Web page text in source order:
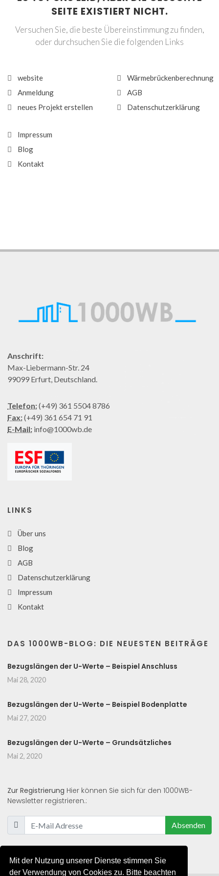
Mit der Nutzung unserer Dienste stimmen Sie
der Verwendung von Cookies zu. Bitte beachten
SEITE EXISTIERT NICHT.
Versuchen Sie, die beste Übereinstimmung zu finden,
oder durchsuchen Sie die folgenden Links
website
Anmeldung
neues Projekt erstellen
Wärmebrückenberechnung
AGB
Datenschutzerklärung
Impressum
Blog
Kontakt
Anschrift:
Max-Liebermann-Str. 24
99099 Erfurt, Deutschland.
Telefon:(+49) 361 5504 8786
Fax:(+49) 361 654 71 91
E-Mail: info@1000wb.de
LINKS
Über uns
Blog
AGB
Datenschutzerklärung
Impressum
Kontakt
DAS 1000WB-BLOG: DIE NEUESTEN BEITRÄGE
Bezugslängen der U-Werte – Beispiel Anschluss
Mai 28, 2020
Bezugslängen der U-Werte – Beispiel Bodenplatte
Mai 27, 2020
Bezugslängen der U-Werte – Grundsätzliches
Mai 2, 2020
Zur Registrierung Hier können Sie sich für den 1000WB-
Newsletter registrieren.:
Absenden